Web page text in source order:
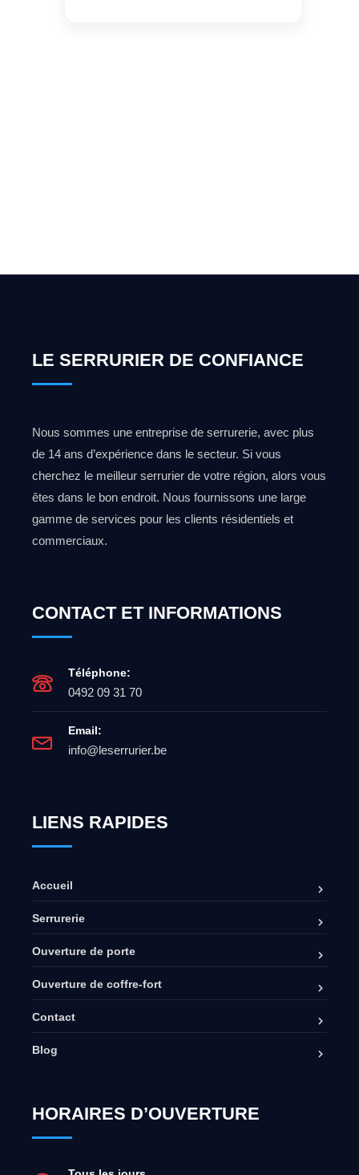
LE SERRURIER DE CONFIANCE
Nous sommes une entreprise de serrurerie, avec plus
de 14 ans d’expérience dans le secteur. Si vous
cherchez le meilleur serrurier de votre région, alors vous
êtes dans le bon endroit. Nous fournissons une large
gamme de services pour les clients résidentiels et
commerciaux.
CONTACT ET INFORMATIONS
Téléphone:
0492 09 31 70
Email:
info@leserrurier.be
LIENS RAPIDES
Accueil
Serrurerie
Ouverture de porte
Ouverture de coffre-fort
Contact
Blog
HORAIRES D’OUVERTURE